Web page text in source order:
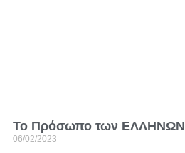
Το Πρόσωπο των ΕΛΛΗΝΩΝ
06/02/2023